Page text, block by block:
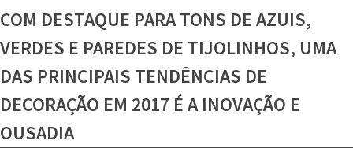
COM DESTAQUE PARA TONS DE AZUIS,
VERDES E PAREDES DE TIJOLINHOS, UMA
DAS PRINCIPAIS TENDÊNCIAS DE
DECORAÇÃO EM 2017 É A INOVAÇÃO E
OUSADIA